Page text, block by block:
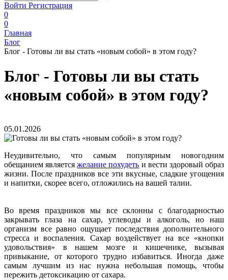
Войти Регистрация
0
0
Главная
Блог
Блог - Готовы ли вы стать «новым собой» в этом году?
Блог - Готовы ли вы стать
«новым собой» в этом году?
05.01.2026
Неудивительно, что самым популярным новогодним
обещанием являетсяжелание похудеть и вести здоровый образ
жизни. После праздников все эти вкусные, сладкие угощения
и напитки, скорее всего, отложились на вашей талии.
Во время праздников мы все склонны с благодарностью
закрывать глаза на сахар, углеводы и алкоголь, но наш
организм все равно ощущает последствия дополнительного
стресса и воспаления. Сахар воздействует на все «кнопки
удовольствия» в нашем мозге и кишечнике, вызывая
привыкание, от которого трудно избавиться. Иногда даже
самым лучшим из нас нужна небольшая помощь, чтобы
пережить детоксикацию от сахара.